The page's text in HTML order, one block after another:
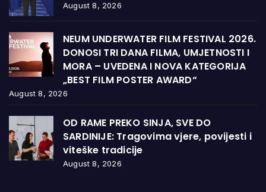
August 8, 2026
NEUM UNDERWATER FILM FESTIVAL 2026.
DONOSI TRI DANA FILMA, UMJETNOSTI I
MORA – UVEDENA I NOVA KATEGORIJA
„BEST FILM POSTER AWARD“
August 8, 2026
OD RAME PREKO SINJA, SVE DO
SARDINIJE: Tragovima vjere, povijesti i
viteške tradicije
August 8, 2026